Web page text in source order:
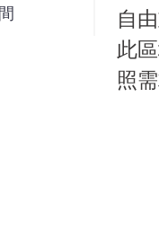
自
此
照